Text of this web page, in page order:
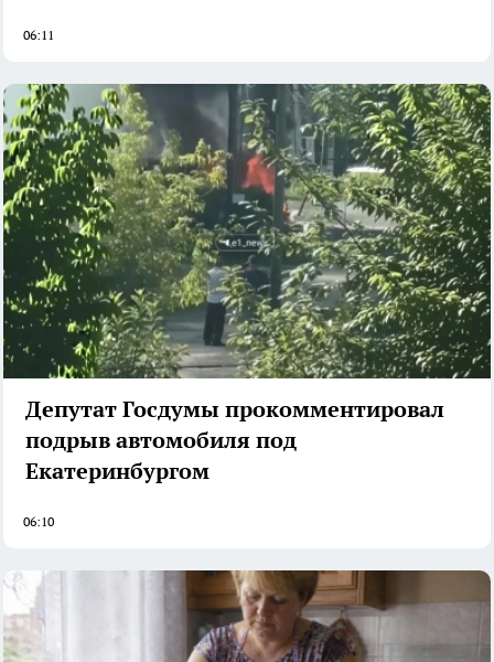
06:11
Депутат Госдумы прокомментировал
подрыв автомобиля под
Екатеринбургом
06:10